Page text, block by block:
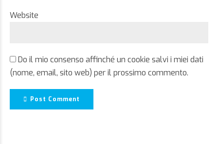
Website
Do il mio consenso affinché un cookie salvi i miei dati
(nome, email, sito web) per il prossimo commento.
Post Comment